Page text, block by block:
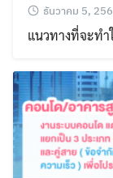
ธันวาคม 5,
แนวทางที่จะท